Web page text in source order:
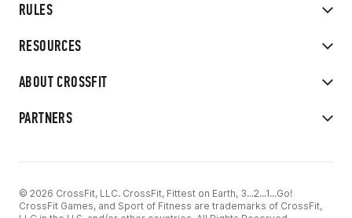
RULES
RESOURCES
ABOUT CROSSFIT
PARTNERS
© 2026 CrossFit, LLC. CrossFit, Fittest on Earth, 3...2...1...Go!
CrossFit Games, and Sport of Fitness are trademarks of CrossFit,